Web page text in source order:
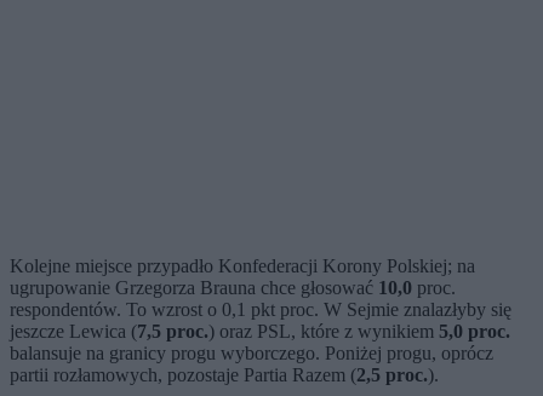
Kolejne miejsce przypadło Konfederacji Korony Polskiej; na
ugrupowanie Grzegorza Brauna chce głosować 10,0 proc.
respondentów. To wzrost o 0,1 pkt proc. W Sejmie znalazłyby się
jeszcze Lewica (7,5 proc.) oraz PSL, które z wynikiem 5,0 proc.
balansuje na granicy progu wyborczego. Poniżej progu, oprócz
partii rozłamowych, pozostaje Partia Razem (2,5 proc.).